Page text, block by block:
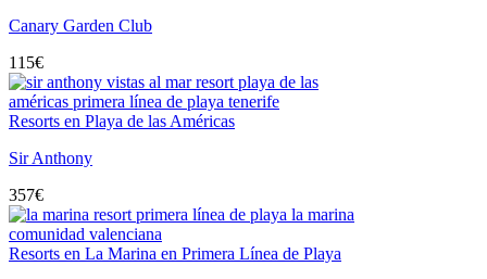
Canary Garden Club
115€
Resorts en Playa de las Américas
Sir Anthony
357€
Resorts en La Marina en Primera Línea de Playa